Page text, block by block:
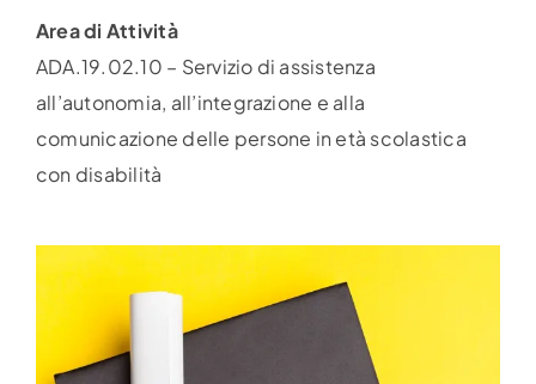
Area di Attività
ADA.19.02.10 – Servizio di assistenza
all’autonomia, all’integrazione e alla
comunicazione delle persone in età scolastica
con disabilità